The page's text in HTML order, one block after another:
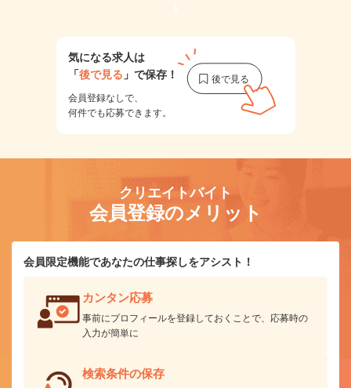
1
気になる求人は
「後で見る 」で保存！
会員登録なしで、
何件でも応募できます。
クリエイトバイト
会員登録のメリット
会員限定機能であなたの仕事探しをアシスト！
カンタン応募
事前にプロフィールを登録しておくことで、応募時の
入力が簡単に
検索条件の保存